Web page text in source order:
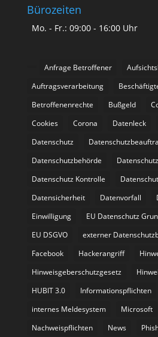
Bürozeiten
Mo. - Fr.: 09:00 - 16:00 Uhr
Anfrage Betroffener
Auftragsverarbeitung
Betroffenenrechte
Bußgeld
Cookies
Corona Datenleck
Datenschutz
Datenschutzbehörde
Datenschutz Kontrolle
Datensicherheit
Datenvorfall
Einwilligung
EU Datenschutz
EU DSGVO
externer
Facebook
Hackerangriff
Hinweisgeberschutzgesetz
HUBIT 3.0
Informationspflichten
internes Meldesystem
Microsoft
Nachweispflichten
News